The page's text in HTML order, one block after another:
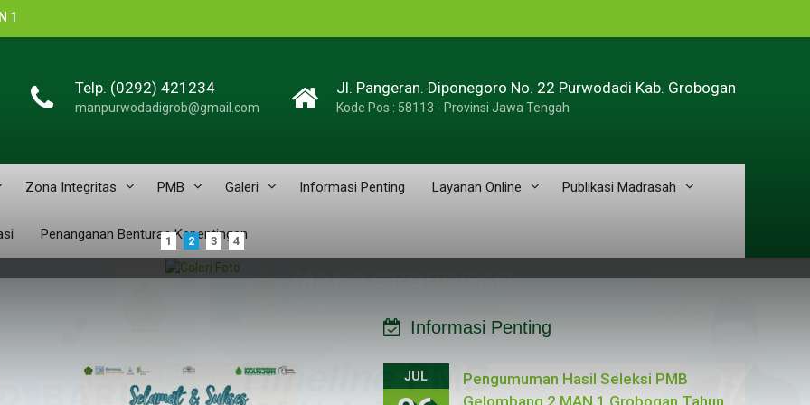
1
Telp. (0292) 421234
manpurwodadigrob@gmail.com
Jl. Pangeran. Diponegoro No. 22 Purwodadi Kab. Grobogan
Kode Pos : 58113 - Provinsi Jawa Tengah
Zona Integritas PMB Galeri Informasi Penting Layanan Online Publikasi Madrasah
Penanganan Benturan Kepentingan
1 2 3 4
Informasi Penting
JUL
Pengumuman Hasil Seleksi PMB
Gelombang 2 MAN 1 Grobogan Tahun